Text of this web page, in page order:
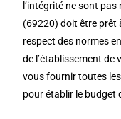
l’intégrité ne sont
(69220) doit être prêt
respect des normes
de l’établissement de
vous fournir toutes
pour établir le budget